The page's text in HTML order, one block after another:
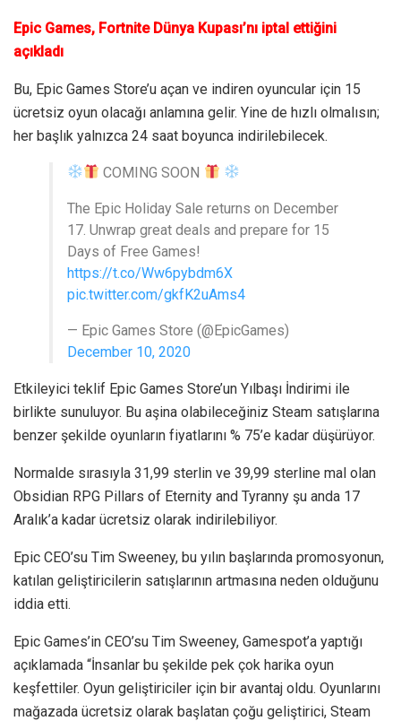
Epic Games, Fortnite Dünya Kupası’nı iptal ettiğini
açıkladı
Bu, Epic Games Store’u açan ve indiren oyuncular için 15
ücretsiz oyun olacağı anlamına gelir. Yine de hızlı olmalısın;
her başlık yalnızca 24 saat boyunca indirilebilecek.
COMING SOON
The Epic Holiday Sale returns on December
17. Unwrap great deals and prepare for 15
Days of Free Games!
https://t.co/Ww6pybdm6X
pic.twitter.com/gkfK2uAms4
— Epic Games Store (@EpicGames)
December 10, 2020
Etkileyici teklif Epic Games Store’un Yılbaşı İndirimi ile
birlikte sunuluyor. Bu aşina olabileceğiniz Steam satışlarına
benzer şekilde oyunların fiyatlarını % 75’e kadar düşürüyor.
Normalde sırasıyla 31,99 sterlin ve 39,99 sterline mal olan
Obsidian RPG Pillars of Eternity and Tyranny şu anda 17
Aralık’a kadar ücretsiz olarak indirilebiliyor.
Epic CEO’su Tim Sweeney, bu yılın başlarında promosyonun,
katılan geliştiricilerin satışlarının artmasına neden olduğunu
iddia etti.
Epic Games’in CEO’su Tim Sweeney, Gamespot’a yaptığı
açıklamada “İnsanlar bu şekilde pek çok harika oyun
keşfettiler. Oyun geliştiriciler için bir avantaj oldu. Oyunlarını
mağazada ücretsiz olarak başlatan çoğu geliştirici, Steam